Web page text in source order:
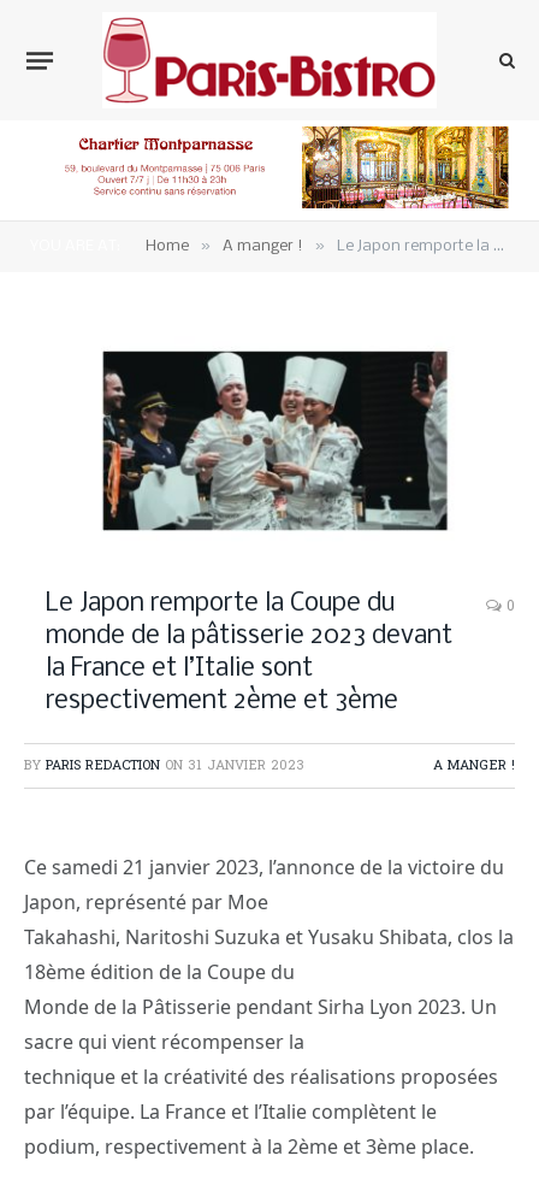
Home » A manger ! » Le Japon remporte la Coupe du monde de la pâtisserie 2023 devant la France et l’Italie sont respectivement 2ème et 3ème
Le Japon remporte la Coupe du
monde de la pâtisserie 2023 devant
la France et l’Italie sont
respectivement 2ème et 3ème
0
BY PARIS REDACTION ON 31 JANVIER 2023 A MANGER !
Ce samedi 21 janvier 2023, l’annonce de la victoire du
Japon, représenté par Moe
Takahashi, Naritoshi Suzuka et Yusaku Shibata, clos la
18ème édition de la Coupe du
Monde de la Pâtisserie pendant Sirha Lyon 2023. Un
sacre qui vient récompenser la
technique et la créativité des réalisations proposées
par l’équipe. La France et l’Italie complètent le
podium, respectivement à la 2ème et 3ème place.